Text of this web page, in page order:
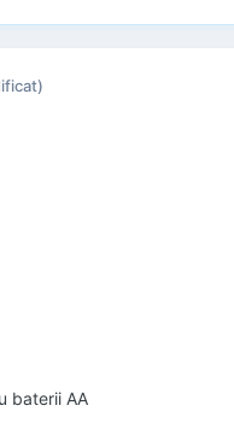
baterii AA